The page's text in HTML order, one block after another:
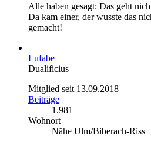
Alle haben gesagt: Das geht
Da kam einer, der wusste das
gemacht!
Lufabe
Dualificius
Mitglied seit 13.09.2018
Beiträge
1.981
Wohnort
Nähe Ulm/Biberach-Riss